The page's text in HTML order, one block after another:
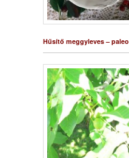
Hűsítő meggyleves – paleo